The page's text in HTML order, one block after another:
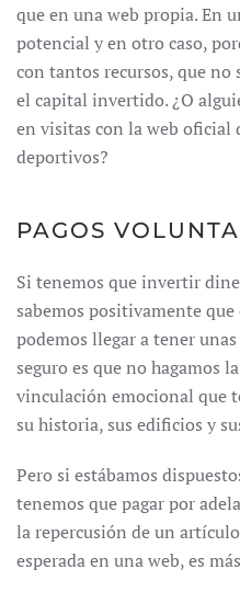
que en una web propia. En
potencial y en otro caso,
con tantos recursos, que
el capital invertido. ¿O
en visitas con la web oficial
deportivos?
PAGOS
Si tenemos que invertir
sabemos positivamente
podemos llegar a tener
seguro es que no hagamos
vinculación emocional que
su historia, sus edificios y
Pero si estábamos
tenemos que pagar por
la repercusión de un
esperada en una web, es